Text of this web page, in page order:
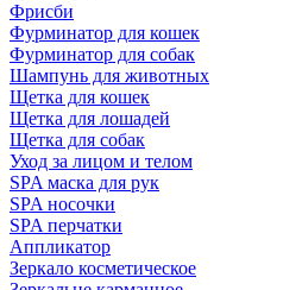
Фрисби
Фурминатор для кошек
Фурминатор для собак
Шампунь для животных
Щетка для кошек
Щетка для лошадей
Щетка для собак
Уход за лицом и телом
SPA маска для рук
SPA носочки
SPA перчатки
Аппликатор
Зеркало косметическое